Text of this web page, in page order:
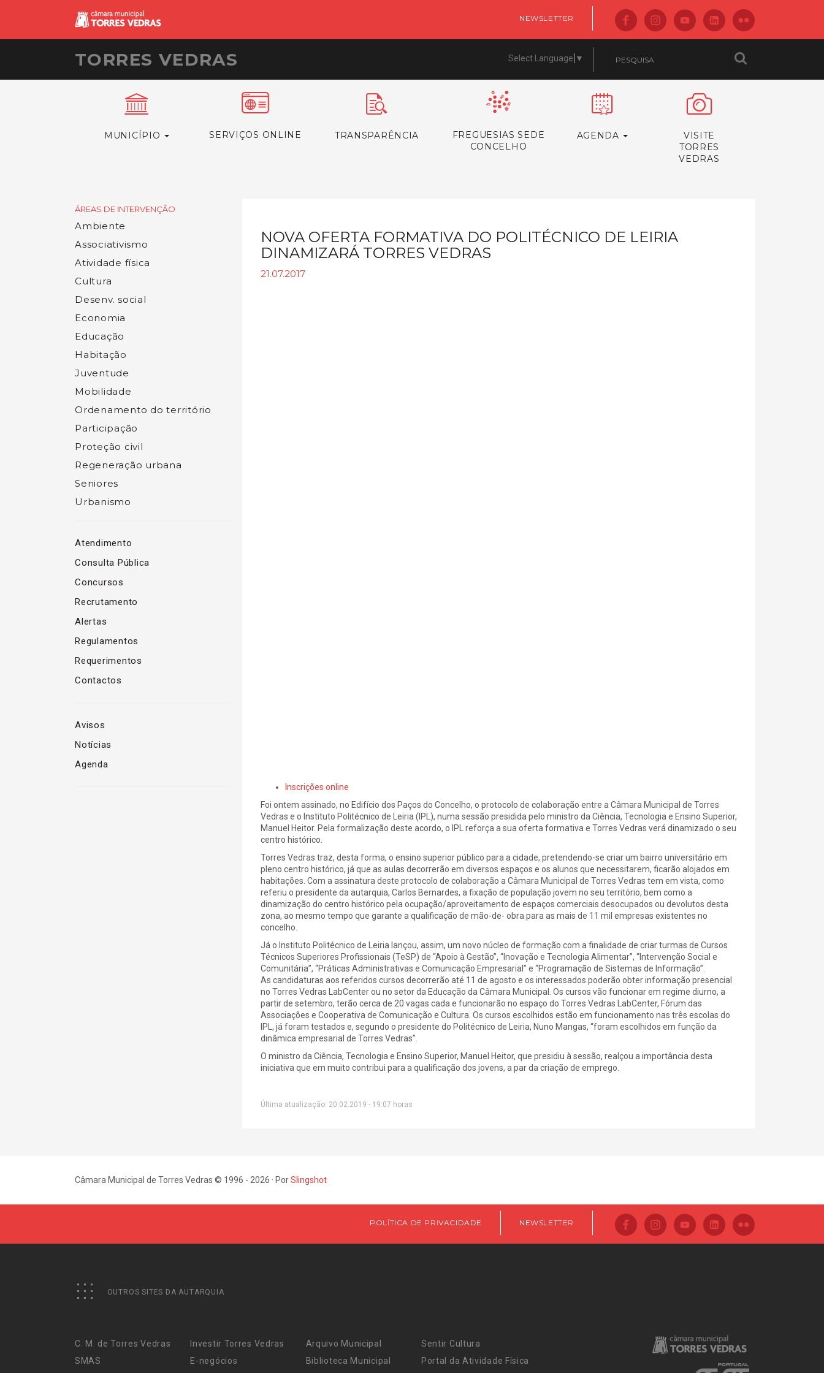
NEWSLETTER
TORRES VEDRAS Select Language ▼
MUNICÍPIO SERVIÇOS ONLINE TRANSPARÊNCIA
FREGUESIAS SEDE
CONCELHO
AGENDA
VISITE
TORRES
VEDRAS
ÁREAS DE INTERVENÇÃO
Ambiente
Associativismo
Atividade física
Cultura
Desenv. social
Economia
Educação
Habitação
Juventude
Mobilidade
Ordenamento do território
Participação
Proteção civil
Regeneração urbana
Seniores
Urbanismo
Atendimento
Consulta Pública
Concursos
Recrutamento
Alertas
Regulamentos
Requerimentos
Contactos
Avisos
Notícias
Agenda
NOVA OFERTA FORMATIVA DO POLITÉCNICO DE LEIRIA
DINAMIZARÁ TORRES VEDRAS
21.07.2017
Inscrições online
Foi ontem assinado, no Edifício dos Paços do Concelho, o protocolo de colaboração entre a Câmara Municipal de Torres
Vedras e o Instituto Politécnico de Leiria (IPL), numa sessão presidida pelo ministro da Ciência, Tecnologia e Ensino Superior,
Manuel Heitor. Pela formalização deste acordo, o IPL reforça a sua oferta formativa e Torres Vedras verá dinamizado o seu
centro histórico.
Torres Vedras traz, desta forma, o ensino superior público para a cidade, pretendendo-se criar um bairro universitário em
pleno centro histórico, já que as aulas decorrerão em diversos espaços e os alunos que necessitarem, ficarão alojados em
habitações. Com a assinatura deste protocolo de colaboração a Câmara Municipal de Torres Vedras tem em vista, como
referiu o presidente da autarquia, Carlos Bernardes, a fixação de população jovem no seu território, bem como a
dinamização do centro histórico pela ocupação/aproveitamento de espaços comerciais desocupados ou devolutos desta
zona, ao mesmo tempo que garante a qualificação de mão-de- obra para as mais de 11 mil empresas existentes no
concelho.
Já o Instituto Politécnico de Leiria lançou, assim, um novo núcleo de formação com a finalidade de criar turmas de Cursos
Técnicos Superiores Profissionais (TeSP) de “Apoio à Gestão”, “Inovação e Tecnologia Alimentar”, “Intervenção Social e
Comunitária”, “Práticas Administrativas e Comunicação Empresarial” e “Programação de Sistemas de Informação”.
As candidaturas aos referidos cursos decorrerão até 11 de agosto e os interessados poderão obter informação presencial
no Torres Vedras LabCenter ou no setor da Educação da Câmara Municipal. Os cursos vão funcionar em regime diurno, a
partir de setembro, terão cerca de 20 vagas cada e funcionarão no espaço do Torres Vedras LabCenter, Fórum das
Associações e Cooperativa de Comunicação e Cultura. Os cursos escolhidos estão em funcionamento nas três escolas do
IPL, já foram testados e, segundo o presidente do Politécnico de Leiria, Nuno Mangas, “foram escolhidos em função da
dinâmica empresarial de Torres Vedras”.
O ministro da Ciência, Tecnologia e Ensino Superior, Manuel Heitor, que presidiu à sessão, realçou a importância desta
iniciativa que em muito contribui para a qualificação dos jovens, a par da criação de emprego.
Última atualização: 20.02.2019 - 19:07 horas
Câmara Municipal de Torres Vedras © 1996 - 2026 · PorSlingshot
POLÍTICA DE PRIVACIDADE NEWSLETTER
OUTROS SITES DA AUTARQUIA
C. M. de Torres Vedras
SMAS
Investir Torres Vedras
E-negócios
Arquivo Municipal
Biblioteca Municipal
Sentir Cultura
Portal da Atividade Física